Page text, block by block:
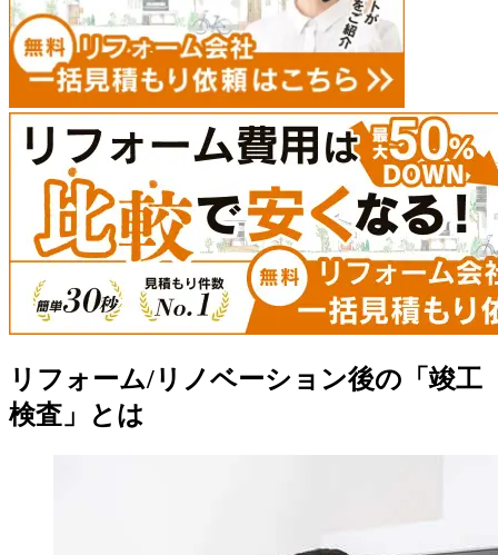
リフォーム/リノベーション後の「竣工
検査」とは